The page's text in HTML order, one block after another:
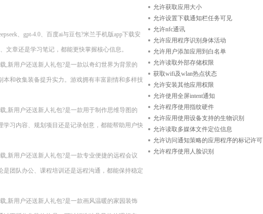
、gpt-4.0、百度ai与豆包?米兰手机版app下载安
文章还是学习笔记，都能更快掌握核心信息。
,新用户还送新人礼包?是一款以奇幻世界为背景的
和收集装备提升实力。游戏拥有丰富剧情和多样技
,新用户还送新人礼包?是一款用于制作思维导图的
习内容、规划项目还是记录创意，都能帮助用户快
,新用户还送新人礼包?是一款专业便捷的远程会议
团队办公、课程培训还是远程沟通，都能保持稳定
,新用户还送新人礼包?是一款画风温暖的家园装饰
允许获取应用大小
允许设置下载通知栏任务可见
允许nfc通讯
允许应用程序识别身体活动
允许用户添加应用到白名单
允许读取外部存储权限
获取wifi及wlan热点状态
允许安装其他应用权限
允许使用全屏intent通知
允许程序使用指纹硬件
允许应用使用设备支持的生物识别
允许读取多媒体文件定位信息
允许访问通知策略的应用程序的标记许可
允许程序使用人脸识别